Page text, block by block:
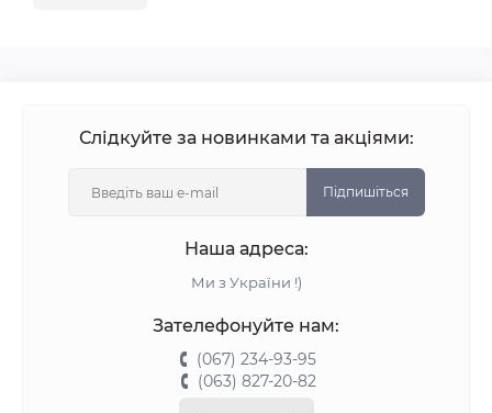
Слідкуйте за новинками та акціями:
Підпишіться
Наша адреса:
Ми з України !)
Зателефонуйте нам:
(067) 234-93-95
(063) 827-20-82